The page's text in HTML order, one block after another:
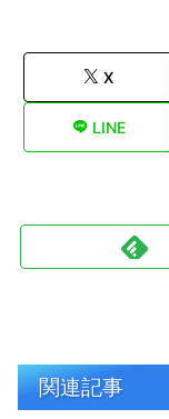
X
LINE
関連記事